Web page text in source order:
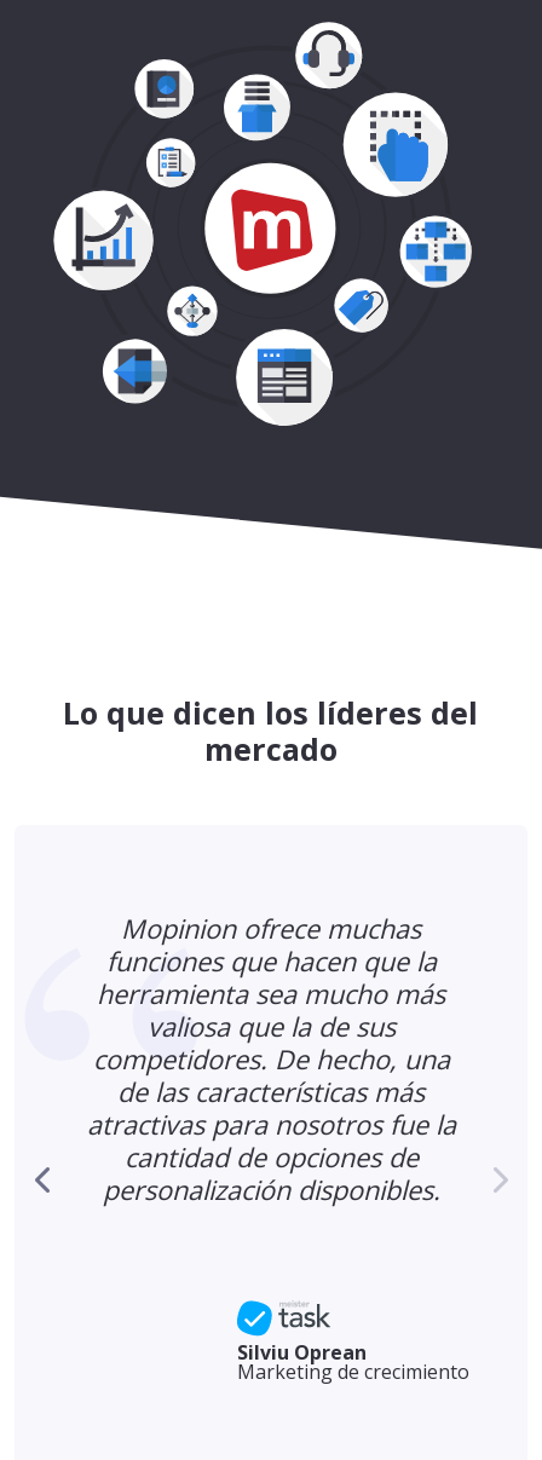
Lo que dicen los líderes del
mercado
Mopinion ofrece muchas
funciones que hacen que la
herramienta sea mucho más
valiosa que la de sus
competidores. De hecho, una
de las características más
atractivas para nosotros fue la
cantidad de opciones de
personalización disponibles.
Silviu Oprean
Marketing de crecimiento